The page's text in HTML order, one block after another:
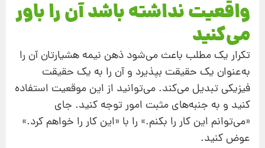
واقعیت نداشته باشد آن ‌را باور
می‌کنید
تکرار یک مطلب باعث می‌شود ذهن نیمه هشیارتان آن ‌را
به‌عنوان یک حقیقت بپذیرد و آن ‌را به یک حقیقت
فیزیکی تبدیل می‌کند. می‌توانید از این موقعیت استفاده
کنید و به جنبه‌های مثبت امور توجه کنید. جای
«می‌توانم این کار را بکنم.» را با «این کار را خواهم کرد.»
عوض کنید.